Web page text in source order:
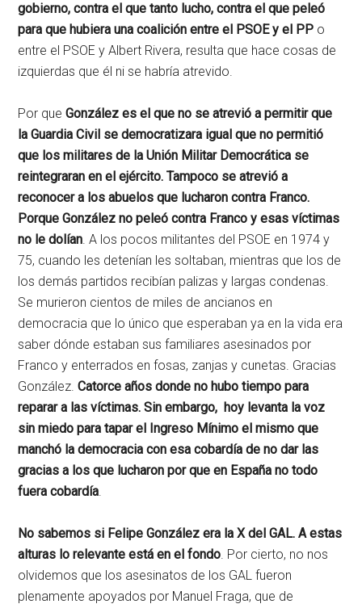
gobierno, contra el que tanto lucho, contra el que peleó
para que hubiera una coalición entre el PSOE y el PP o
entre el PSOE y Albert Rivera, resulta que hace cosas de
izquierdas que él ni se habría atrevido.
Por queGonzález es el que no se atrevió a permitir que
la Guardia Civil se democratizara igual que no permitió
que los militares de la Unión Militar Democrática se
reintegraran en el ejército. Tampoco se atrevió a
reconocer a los abuelos que lucharon contra Franco.
Porque González no peleó contra Franco y esas víctimas
no le dolían. A los pocos militantes del PSOE en 1974 y
75, cuando les detenían les soltaban, mientras que los de
los demás partidos recibían palizas y largas condenas.
Se murieron cientos de miles de ancianos en
democracia que lo único que esperaban ya en la vida era
saber dónde estaban sus familiares asesinados por
Franco y enterrados en fosas, zanjas y cunetas. Gracias
González. Catorce años donde no hubo tiempo para
reparar a las víctimas. Sin embargo, hoy levanta la voz
sin miedo para tapar el Ingreso Mínimo el mismo que
manchó la democracia con esa cobardía de no dar las
gracias a los que lucharon por que en España no todo
fuera cobardía.
No sabemos si Felipe González era la X del GAL. A estas
alturas lo relevante está en el fondo. Por cierto, no nos
olvidemos que los asesinatos de los GAL fueron
plenamente apoyados por Manuel Fraga, que de